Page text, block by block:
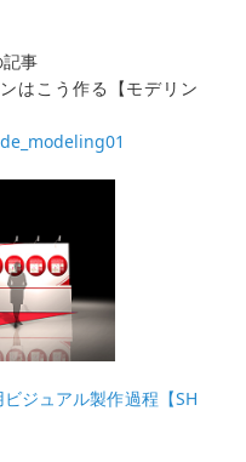
事
はこう作る【モデリン
ビジュアル製作過程【SH